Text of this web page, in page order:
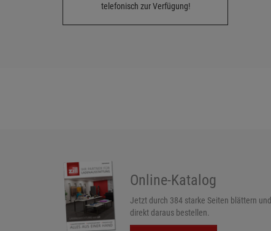
telefonisch zur Verfügung!
Online-Katalog
Jetzt durch 384 starke Seiten blättern und
direkt daraus bestellen.